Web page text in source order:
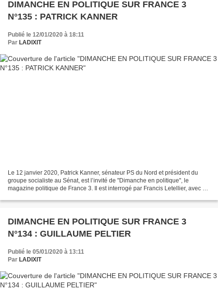
DIMANCHE EN POLITIQUE SUR FRANCE 3
N°135 : PATRICK KANNER
Publié le 12/01/2020 à 18:11
Par LADIXIT
Le 12 janvier 2020, Patrick Kanner, sénateur PS du Nord et président du
groupe socialiste au Sénat, est l’invité de "Dimanche en politique", le
magazine politique de France 3. Il est interrogé par Francis Letellier, avec à
DIMANCHE EN POLITIQUE SUR FRANCE 3
N°134 : GUILLAUME PELTIER
Publié le 05/01/2020 à 13:11
Par LADIXIT